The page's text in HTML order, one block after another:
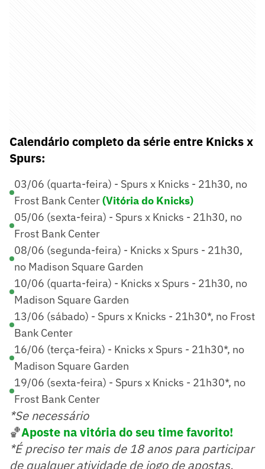
Calendário completo da série entre Knicks x
Spurs:
03/06 (quarta-feira) - Spurs x Knicks - 21h30, no
Frost Bank Center(Vitória do Knicks)
05/06 (sexta-feira) - Spurs x Knicks - 21h30, no
Frost Bank Center
08/06 (segunda-feira) - Knicks x Spurs - 21h30,
no Madison Square Garden
10/06 (quarta-feira) - Knicks x Spurs - 21h30, no
Madison Square Garden
13/06 (sábado) - Spurs x Knicks - 21h30*, no Frost
Bank Center
16/06 (terça-feira) - Knicks x Spurs - 21h30*, no
Madison Square Garden
19/06 (sexta-feira) - Spurs x Knicks - 21h30*, no
Frost Bank Center
*Se necessário
🏀Aposte na vitória do seu time favorito!
*É preciso ter mais de 18 anos para participar
de qualquer atividade de jogo de apostas.